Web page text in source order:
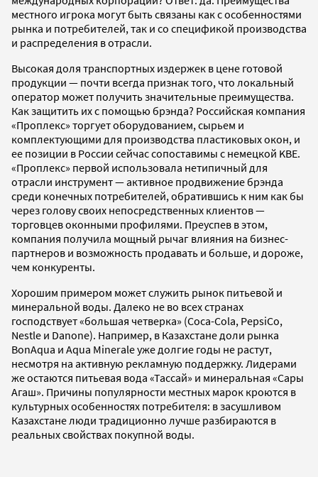
местного игрока могут быть связаны как с особенностями
рынка и потребителей, так и со спецификой производства
и распределения в отрасли.
Высокая доля транспортных издержек в цене готовой
продукции — почти всегда признак того, что локальный
оператор может получить значительные преимущества.
Как защитить их с помощью брэнда? Российская компания
«Проплекс» торгует оборудованием, сырьем и
комплектующими для производства пластиковых окон, и
ее позиции в России сейчас сопоставимы с немецкой KBE.
«Проплекс» первой использовала нетипичный для
отрасли инструмент — активное продвижение брэнда
среди конечных потребителей, обратившись к ним как бы
через голову своих непосредственных клиентов —
торговцев оконными профилями. Преуспев в этом,
компания получила мощный рычаг влияния на бизнес-
партнеров и возможность продавать и больше, и дороже,
чем конкуренты.
Хорошим примером может служить рынок питьевой и
минеральной воды. Далеко не во всех странах
господствует «большая четверка» (Coca-Cola, PepsiCo,
Nestle и Danone). Например, в Казахстане доли рынка
BonAqua и Aqua Minerale уже долгие годы не растут,
несмотря на активную рекламную поддержку. Лидерами
же остаются питьевая вода «Тассай» и минеральная «Сары
Агаш». Причины популярности местных марок кроются в
культурных особенностях потребителя: в засушливом
Казахстане люди традиционно лучше разбираются в
реальных свойствах покупной воды.